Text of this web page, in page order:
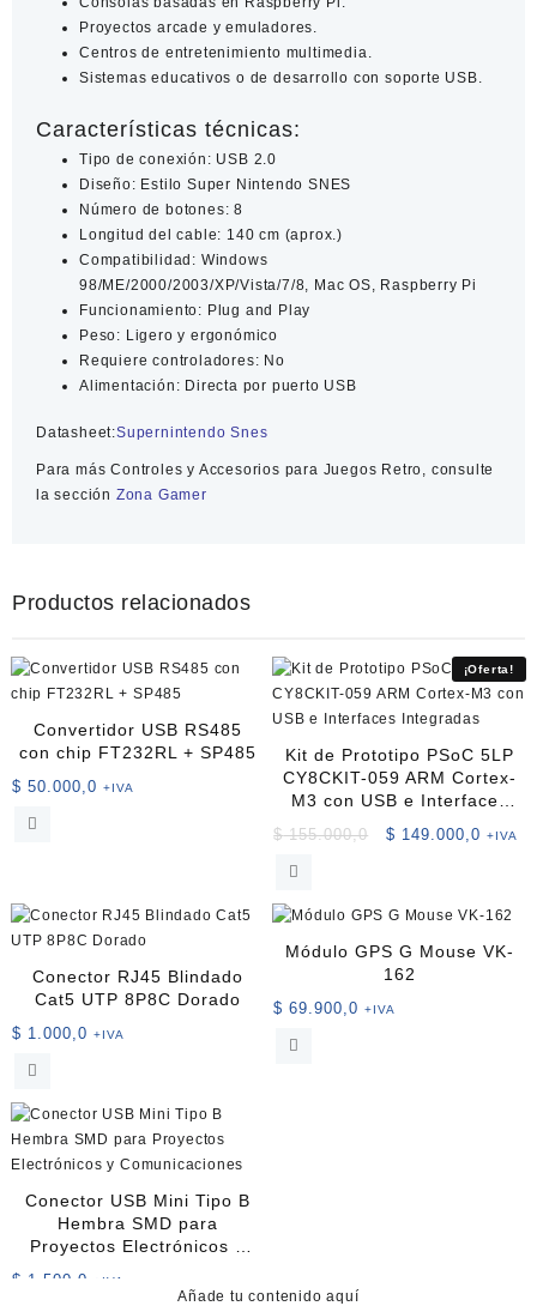
Proyectos arcade y emuladores.
Centros de entretenimiento multimedia.
Sistemas educativos o de desarrollo con soporte USB.
Características técnicas:
Tipo de conexión: USB 2.0
Diseño: Estilo Super Nintendo SNES
Número de botones: 8
Longitud del cable: 140 cm (aprox.)
Compatibilidad: Windows
98/ME/2000/2003/XP/Vista/7/8, Mac OS, Raspberry Pi
Funcionamiento: Plug and Play
Peso: Ligero y ergonómico
Requiere controladores: No
Alimentación: Directa por puerto USB
Datasheet:Supernintendo Snes
Para másControles y Accesorios para Juegos Retro, consulte
la sección Zona Gamer
Productos relacionados
Convertidor USB RS485
con chip FT232RL + SP485
$ 50.000,0 +IVA
¡Oferta!
Kit de Prototipo PSoC 5LP
CY8CKIT-059 ARM Cortex-
M3 con USB e Interfaces
Integradas
$155.000,0
El
era:
$ 149.000,0 El
es:
+IVA
Conector RJ45 Blindado
Cat5 UTP 8P8C Dorado
$ 1.000,0 +IVA
Módulo GPS G Mouse VK-
162
$ 69.900,0 +IVA
Conector USB Mini Tipo B
Hembra SMD para
Proyectos Electrónicos y
$ 1.500,0 +IVA
Añade tu contenido aquí